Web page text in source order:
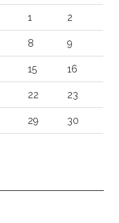
1 2
8 9
15 16
22 23
29 30